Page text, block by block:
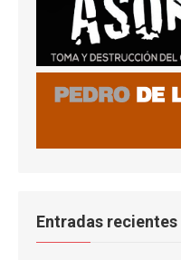
Entradas recientes